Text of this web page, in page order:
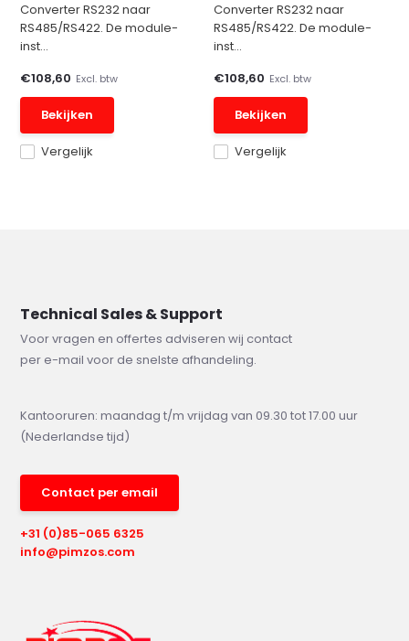
Converter RS232 naar
RS485/RS422. De module-
inst...
Vergelijk
€108,60 Excl. btw
Bekijken
Converter RS232 naar
RS485/RS422. De module-
inst...
Vergelijk
€108,60 Excl. btw
Bekijken
Technical Sales & Support
Voor vragen en offertes adviseren wij contact
per e-mail voor de snelste afhandeling.
Kantooruren: maandag t/m vrijdag van 09.30 tot 17.00 uur
(Nederlandse tijd)
Contact per email
+31 (0)85-065 6325
info@pimzos.com